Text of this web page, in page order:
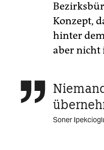
Konzept,
hinter
aber nicht

Soner